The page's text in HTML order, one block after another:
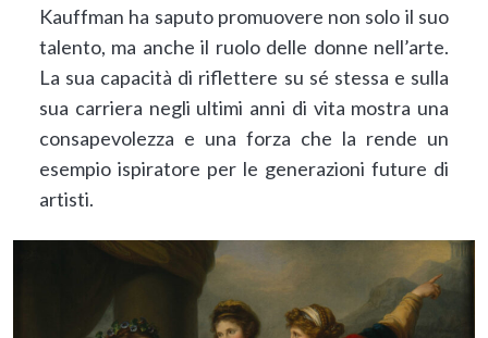
Kauffman ha saputo promuovere non solo il suo
talento, ma anche il ruolo delle donne nell’arte.
La sua capacità di riflettere su sé stessa e sulla
sua carriera negli ultimi anni di vita mostra una
consapevolezza e una forza che la rende un
esempio ispiratore per le generazioni future di
artisti.